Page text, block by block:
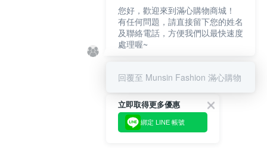
立即取得更多優惠
綁定 LINE 帳號
您好，歡迎來到滿心購物商城！
有任何問題，請直接留下您的姓名
及聯絡電話，方便我們以最快速度
處理喔~
回覆至 Munsin Fashion 滿心購物